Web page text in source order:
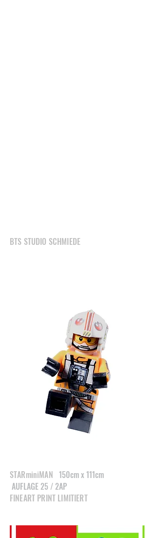
BTS STUDIO SCHMIEDE
STARminiMAN 150cm x 111cm
AUFLAGE 25 / 2AP
FINEART PRINT LIMITIERT